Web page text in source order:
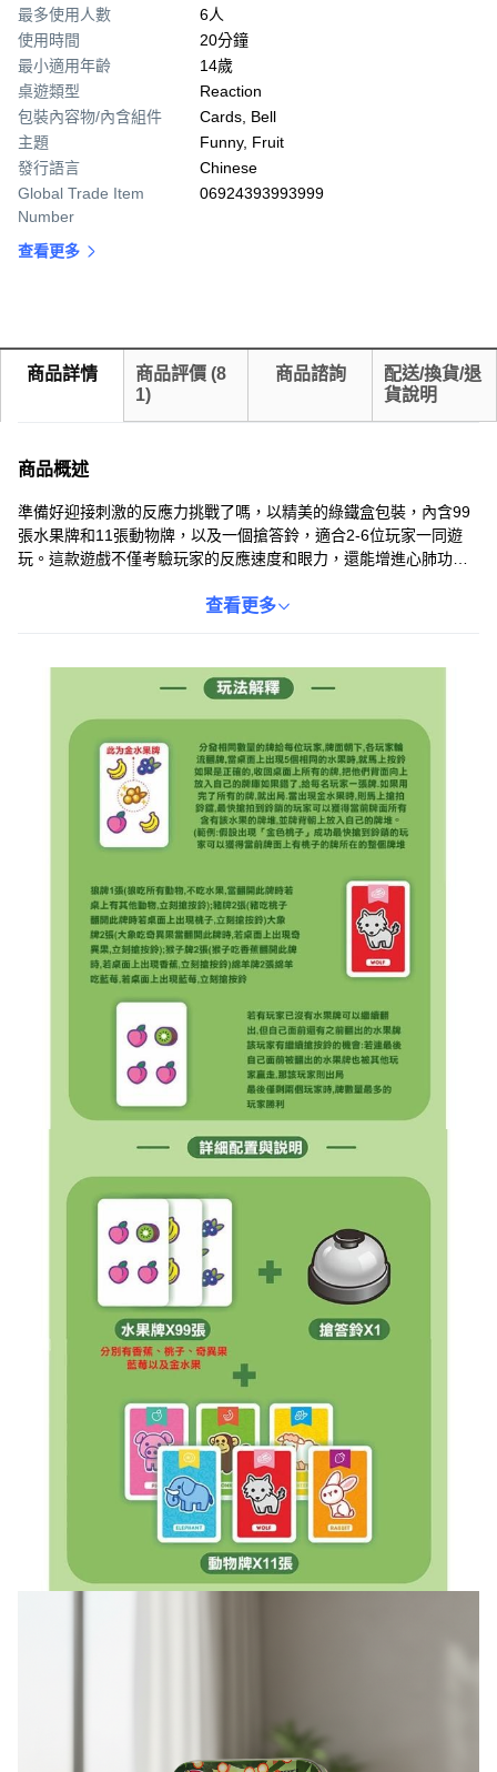
最多使用人數
6人
使用時間
20分鐘
最小適用年齡
14歲
桌遊類型
Reaction
包裝內容物/內含組件
Cards, Bell
主題
Funny, Fruit
發行語言
Chinese
Global Trade Item
Number
06924393993999
查看更多
商品詳情 商品評價 (8
1)
商品諮詢
配送/換貨/退
貨說明
商品概述
準備好迎接刺激的反應力挑戰了嗎，以精美的綠鐵盒包裝，內含99
張水果牌和11張動物牌，以及一個搶答鈴，適合2-6位玩家一同遊
玩。這款遊戲不僅考驗玩家的反應速度和眼力，還能增進心肺功
讓您和家人朋友在歡笑中度過美好時光。快來挑戰，看看誰是反應
查看更多